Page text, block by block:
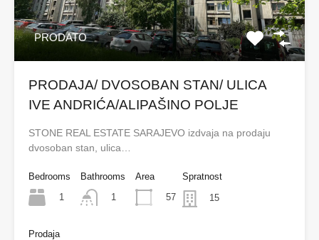
PRODATO
PRODAJA/ DVOSOBAN STAN/ ULICA
IVE ANDRIĆA/ALIPAŠINO POLJE
STONE REAL ESTATE SARAJEVO izdvaja na prodaju
dvosoban stan, ulica…
Bedrooms
1
Bathrooms
1
Area
57
Spratnost
15
Prodaja